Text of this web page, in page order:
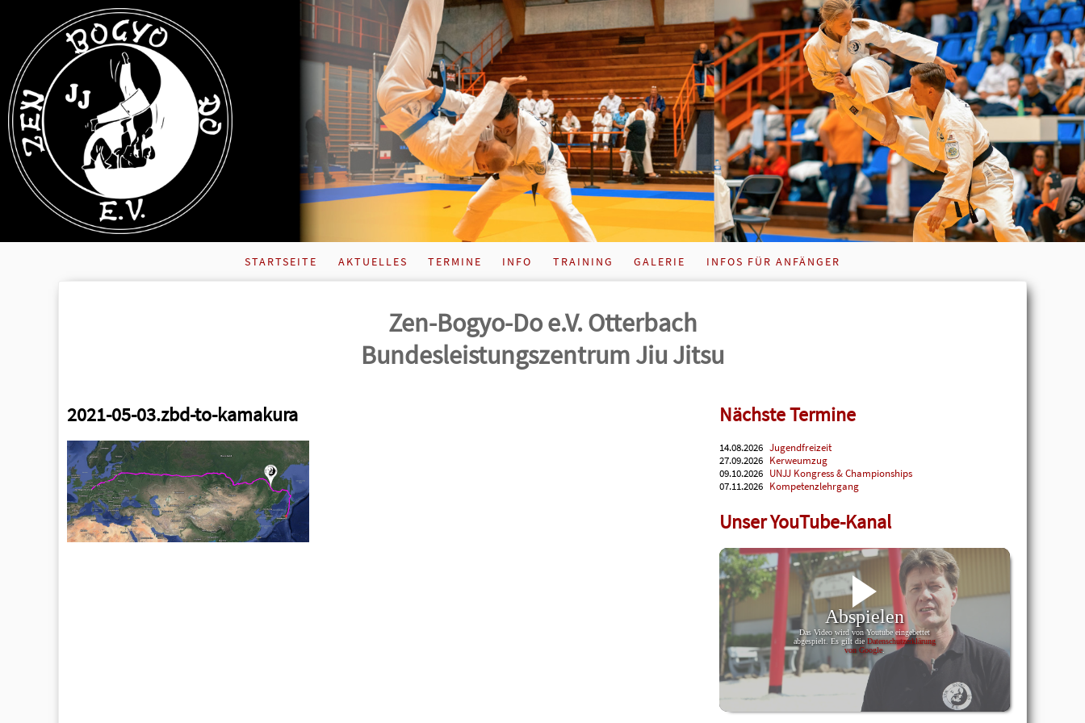
STARTSEITE AKTUELLES TERMINE INFO TRAINING GALERIE INFOS FÜR ANFÄNGER
Zen-Bogyo-Do e.V. Otterbach
Bundes­leistungs­zentrum Jiu Jitsu
2021-05-03.zbd-to-kamakura Nächste Termine
14.08.2026 Jugendfreizeit
27.09.2026 Kerweumzug
09.10.2026 UNJJ Kongress & Championships
07.11.2026 Kompetenzlehrgang
Unser YouTube-Kanal